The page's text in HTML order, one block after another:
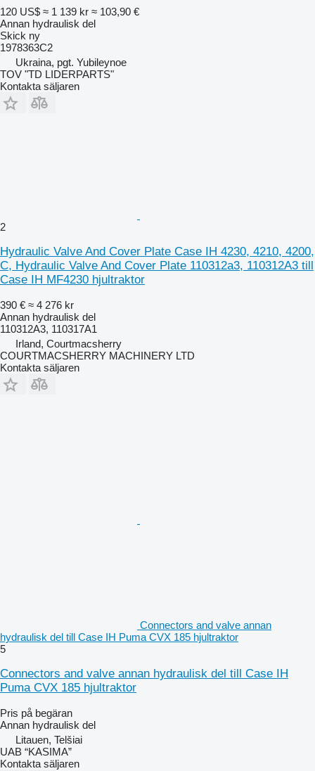
120 US$ ≈ 1 139 kr ≈ 103,90 €
Annan hydraulisk del
Skick ny
1978363C2
Ukraina, pgt. Yubileynoe
TOV "TD LIDERPARTS"
Kontakta säljaren
2
Hydraulic Valve And Cover Plate Case IH 4230, 4210, 4200,
C, Hydraulic Valve And Cover Plate 110312a3, 110312A3 till
Case IH MF4230 hjultraktor
390 € ≈ 4 276 kr
Annan hydraulisk del
110312A3, 110317A1
Irland, Courtmacsherry
COURTMACSHERRY MACHINERY LTD
Kontakta säljaren
Connectors and valve annan
hydraulisk del till Case IH Puma CVX 185 hjultraktor
5
Connectors and valve annan hydraulisk del till Case IH
Puma CVX 185 hjultraktor
Pris på begäran
Annan hydraulisk del
Litauen, Telšiai
UAB “KASIMA”
Kontakta säljaren